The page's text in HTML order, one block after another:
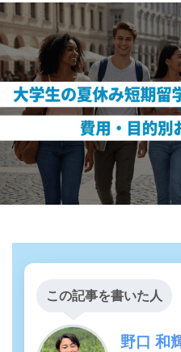
この記事を書いた人
野口 和